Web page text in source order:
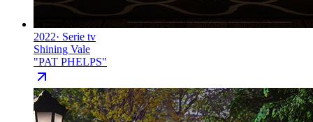
2022· Serie tv
Shining Vale
"PAT PHELPS"